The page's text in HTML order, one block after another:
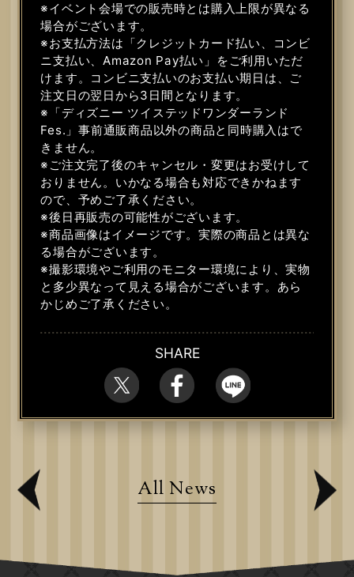
※イベント会場での販売時とは購入上限が異なる
場合がございます。
※お支払方法は「クレジットカード払い、コンビ
ニ支払い、Amazon Pay払い」をご利用いただ
けます。コンビニ支払いのお支払い期日は、ご
注文日の翌日から3日間となります。
※「ディズニー ツイステッドワンダーランド
Fes.」事前通販商品以外の商品と同時購入はで
きません。
※ご注文完了後のキャンセル・変更はお受けして
おりません。いかなる場合も対応できかねます
ので、予めご了承ください。
※後日再販売の可能性がございます。
※商品画像はイメージです。実際の商品とは異な
る場合がございます。
※撮影環境やご利用のモニター環境により、実物
と多少異なって見える場合がございます。あら
かじめご了承ください。
SHARE
All News